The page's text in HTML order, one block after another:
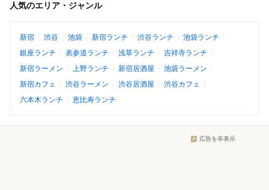
人気のエリア・ジャンル
新宿 渋谷 池袋 新宿ランチ 渋谷ランチ
池袋ランチ
銀座ランチ
表参道ランチ 浅草ランチ
吉祥寺ランチ
新宿ラーメン
上野ランチ 新宿居酒屋
池袋ラーメン
新宿カフェ
渋谷ラーメン 渋谷居酒屋
渋谷カフェ
六本木ランチ
恵比寿ランチ
広告を非表示